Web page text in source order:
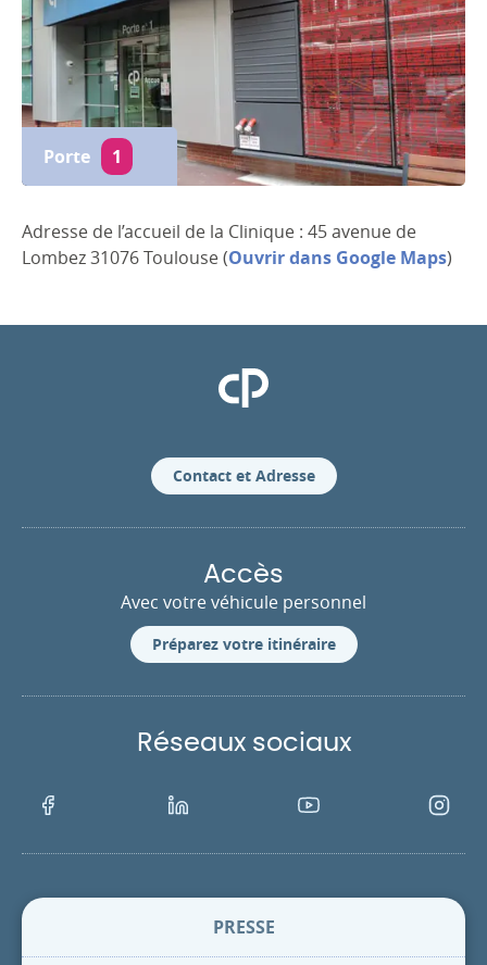
Porte 1
Adresse de l’accueil de la Clinique : 45 avenue de
Lombez 31076 Toulouse (Ouvrir dans Google Maps)
Clinique Pasteur
Contact et Adresse
Accès
Avec votre véhicule personnel
Préparez votre itinéraire
Réseaux sociaux
Facebook LinkedIn Youtube
PRESSE